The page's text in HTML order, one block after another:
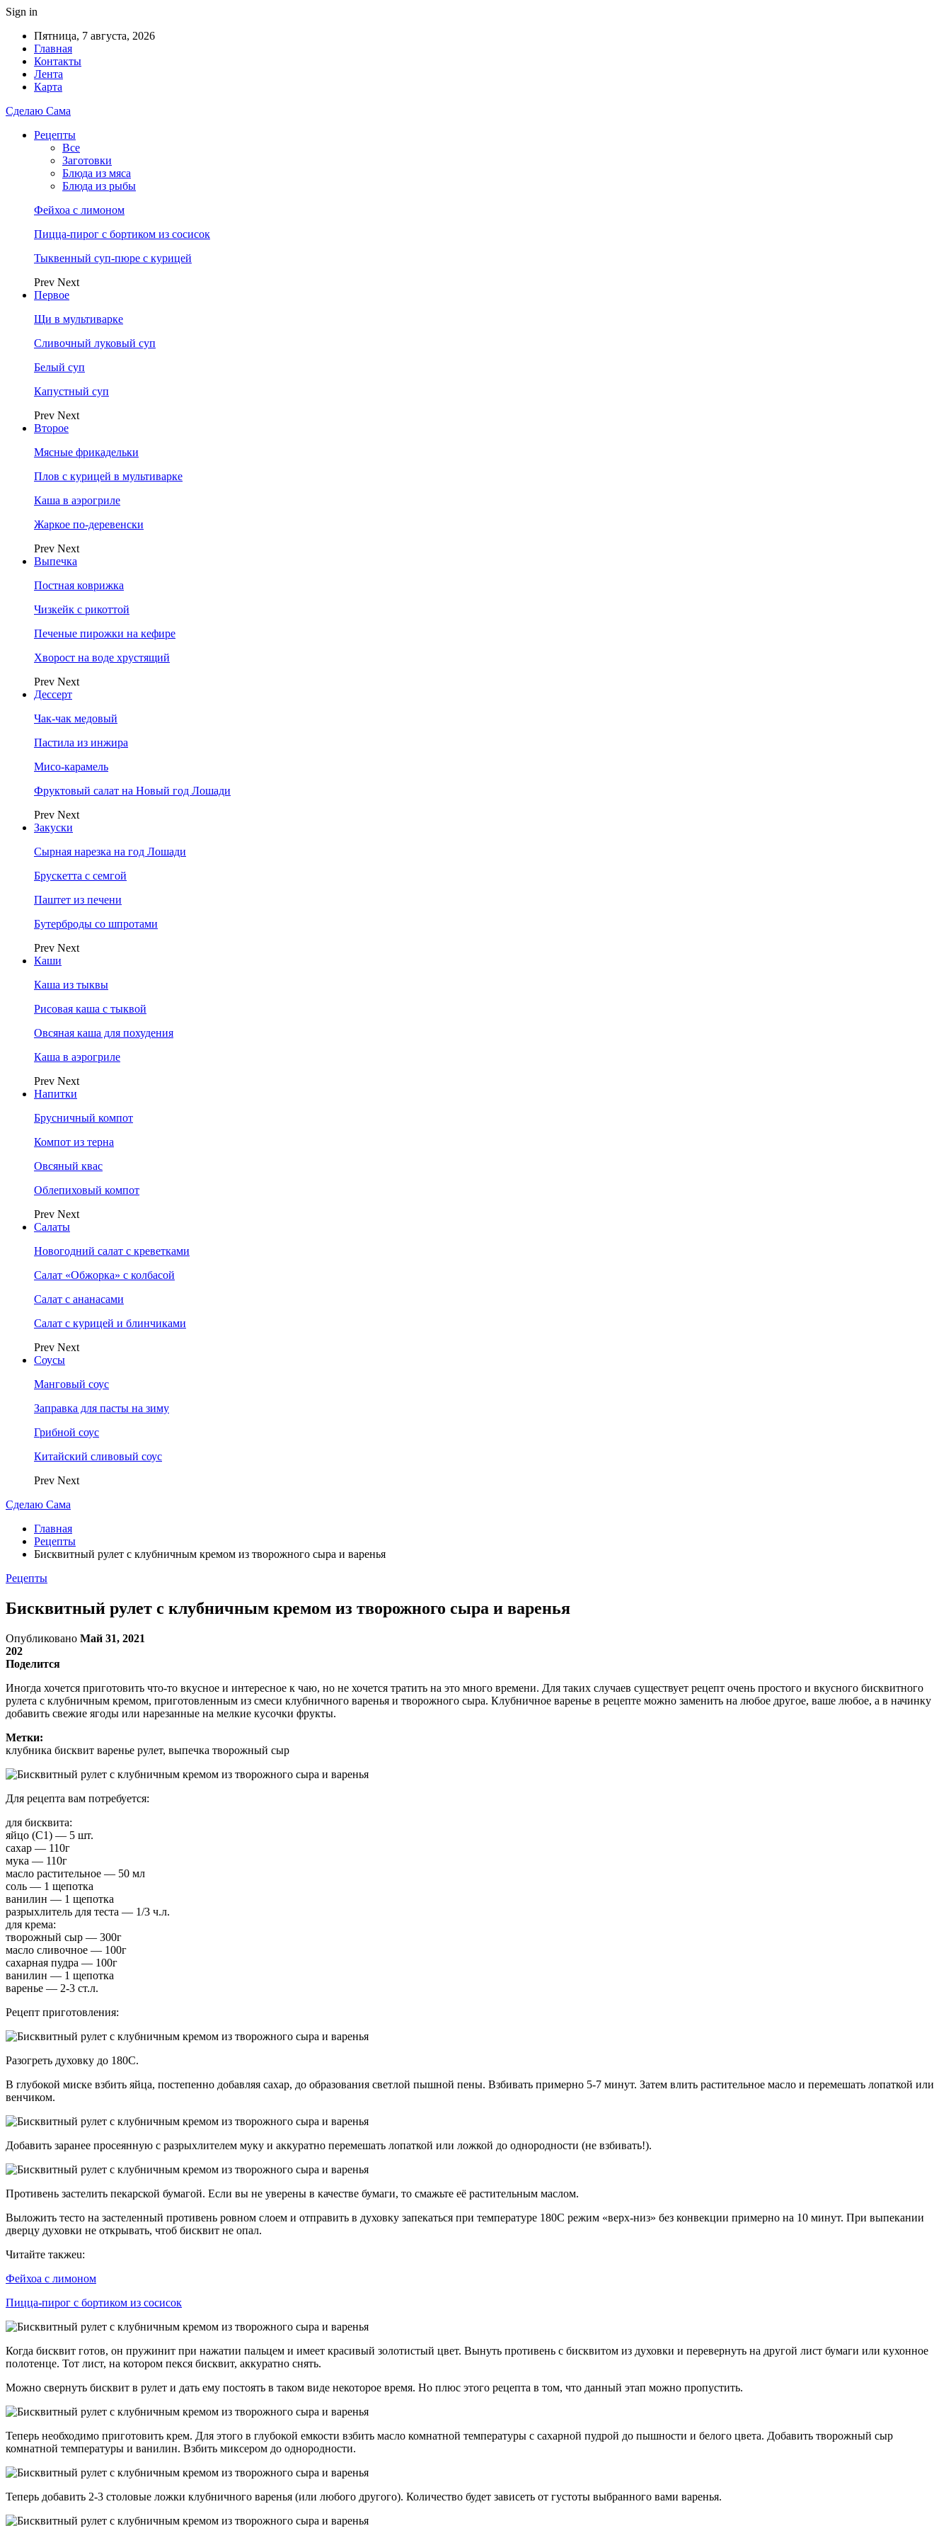
Sign in
Пятница, 7 августа, 2026
Главная
Контакты
Лента
Карта
Сделаю Сама
Рецепты
Все
Заготовки
Блюда из мяса
Блюда из рыбы
Фейхоа с лимоном
Пицца-пирог с бортиком из сосисок
Тыквенный суп-пюре с курицей
Prev Next
Первое
Щи в мультиварке
Сливочный луковый суп
Белый суп
Капустный суп
Prev Next
Второе
Мясные фрикадельки
Плов с курицей в мультиварке
Каша в аэрогриле
Жаркое по-деревенски
Prev Next
Выпечка
Постная коврижка
Чизкейк с рикоттой
Печеные пирожки на кефире
Хворост на воде хрустящий
Prev Next
Дессерт
Чак-чак медовый
Пастила из инжира
Мисо-карамель
Фруктовый салат на Новый год Лошади
Prev Next
Закуски
Сырная нарезка на год Лошади
Брускетта с семгой
Паштет из печени
Бутерброды со шпротами
Prev Next
Каши
Каша из тыквы
Рисовая каша с тыквой
Овсяная каша для похудения
Каша в аэрогриле
Prev Next
Напитки
Брусничный компот
Компот из терна
Овсяный квас
Облепиховый компот
Prev Next
Салаты
Новогодний салат с креветками
Салат «Обжорка» с колбасой
Салат с ананасами
Салат с курицей и блинчиками
Prev Next
Соусы
Манговый соус
Заправка для пасты на зиму
Грибной соус
Китайский сливовый соус
Prev Next
Сделаю Сама
Главная
Рецепты
Бисквитный рулет с клубничным кремом из творожного сыра и варенья
Рецепты
Бисквитный рулет с клубничным кремом из творожного сыра и варенья
Опубликовано Май 31, 2021
202
Поделится
Иногда хочется приготовить что-то вкусное и интересное к чаю, но не хочется тратить на это много времени. Для таких случаев существует рецепт очень простого и вкусного бисквитного
рулета с клубничным кремом, приготовленным из смеси клубничного варенья и творожного сыра. Клубничное варенье в рецепте можно заменить на любое другое, ваше любое, а в начинку
добавить свежие ягоды или нарезанные на мелкие кусочки фрукты.
Метки:
клубника бисквит варенье рулет, выпечка творожный сыр
Для рецепта вам потребуется:
для бисквита:
яйцо (С1) — 5 шт.
сахар — 110г
мука — 110г
масло растительное — 50 мл
соль — 1 щепотка
ванилин — 1 щепотка
разрыхлитель для теста — 1/3 ч.л.
для крема:
творожный сыр — 300г
масло сливочное — 100г
сахарная пудра — 100г
ванилин — 1 щепотка
варенье — 2-3 ст.л.
Рецепт приготовления:
Разогреть духовку до 180С.
В глубокой миске взбить яйца, постепенно добавляя сахар, до образования светлой пышной пены. Взбивать примерно 5-7 минут. Затем влить растительное масло и перемешать лопаткой или
венчиком.
Добавить заранее просеянную с разрыхлителем муку и аккуратно перемешать лопаткой или ложкой до однородности (не взбивать!).
Противень застелить пекарской бумагой. Если вы не уверены в качестве бумаги, то смажьте её растительным маслом.
Выложить тесто на застеленный противень ровном слоем и отправить в духовку запекаться при температуре 180С режим «верх-низ» без конвекции примерно на 10 минут. При выпекании
дверцу духовки не открывать, чтоб бисквит не опал.
Читайте такжеu:
Фейхоа с лимоном
Пицца-пирог с бортиком из сосисок
Когда бисквит готов, он пружинит при нажатии пальцем и имеет красивый золотистый цвет. Вынуть противень с бисквитом из духовки и перевернуть на другой лист бумаги или кухонное
полотенце. Тот лист, на котором пекся бисквит, аккуратно снять.
Можно свернуть бисквит в рулет и дать ему постоять в таком виде некоторое время. Но плюс этого рецепта в том, что данный этап можно пропустить.
Теперь необходимо приготовить крем. Для этого в глубокой емкости взбить масло комнатной температуры с сахарной пудрой до пышности и белого цвета. Добавить творожный сыр
комнатной температуры и ванилин. Взбить миксером до однородности.
Теперь добавить 2-3 столовые ложки клубничного варенья (или любого другого). Количество будет зависеть от густоты выбранного вами варенья.